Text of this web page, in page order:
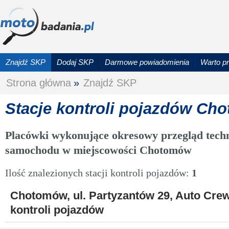
Znajdź SKP Dodaj SKP Darmowe powiadomienia Warto
Strona główna » Znajdź SKP
Stacje kontroli pojazdów
Placówki wykonujące okresowy przegląd
samochodu w miejscowości Chotomów
Ilość znalezionych stacji kontroli pojazdów: 1
Chotomów, ul. Partyzantów 29, Auto
kontroli pojazdów